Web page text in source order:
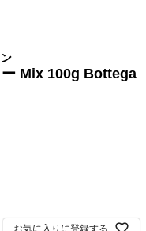
Mix 100g Bottega
お気に入りに登録する